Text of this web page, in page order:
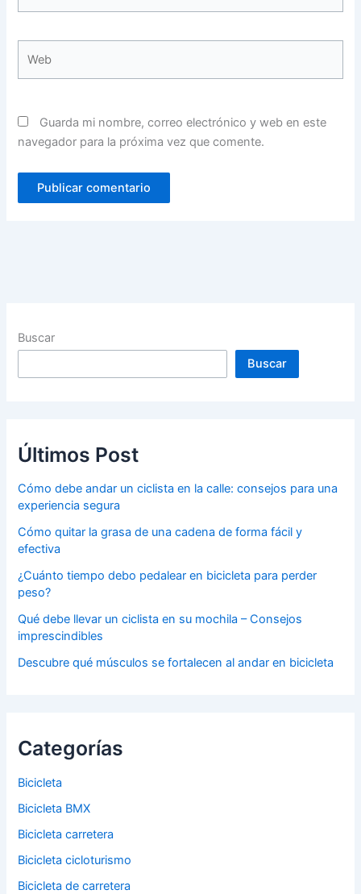
Guarda mi nombre, correo electrónico y web en este
navegador para la próxima vez que comente.
Buscar
Buscar
Últimos Post
Cómo debe andar un ciclista en la calle: consejos para una
experiencia segura
Cómo quitar la grasa de una cadena de forma fácil y
efectiva
¿Cuánto tiempo debo pedalear en bicicleta para perder
peso?
Qué debe llevar un ciclista en su mochila – Consejos
imprescindibles
Descubre qué músculos se fortalecen al andar en bicicleta
Categorías
Bicicleta
Bicicleta BMX
Bicicleta carretera
Bicicleta cicloturismo
Bicicleta de carretera